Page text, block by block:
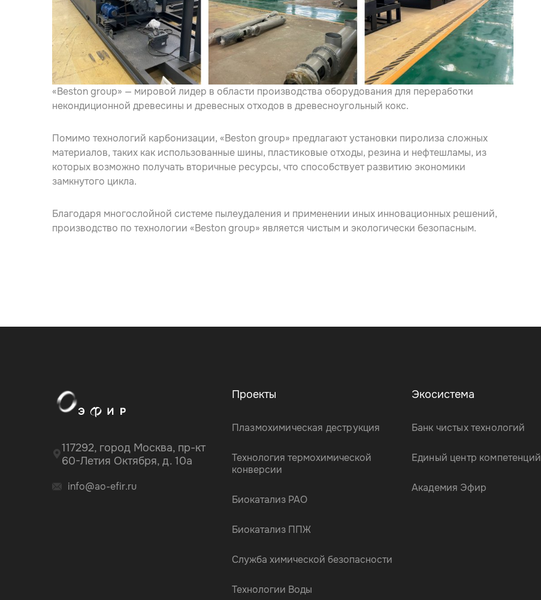
«Beston group» — мировой лидер в области производства оборудования для переработки
некондиционной древесины и древесных отходов в древесноугольный кокс.
Помимо технологий карбонизации, «Beston group» предлагают установки пиролиза сложных
материалов, таких как использованные шины, пластиковые отходы, резина и нефтешламы, из
которых возможно получать вторичные ресурсы, что способствует развитию экономики
замкнутого цикла.
Благодаря многослойной системе пылеудаления и применении иных инновационных решений,
производство по технологии «Beston group» является чистым и экологически безопасным.
117292, город Москва, пр-кт
60-Летия Октября, д. 10а
info@ao-efir.ru
Проекты
Плазмохимическая деструкция
Технология термохимической
конверсии
Биокатализ РАО
Биокатализ ППЖ
Служба химической безопасности
Технологии Воды
Экосистема
Банк чистых технологий
Единый центр компетенций
Академия Эфир